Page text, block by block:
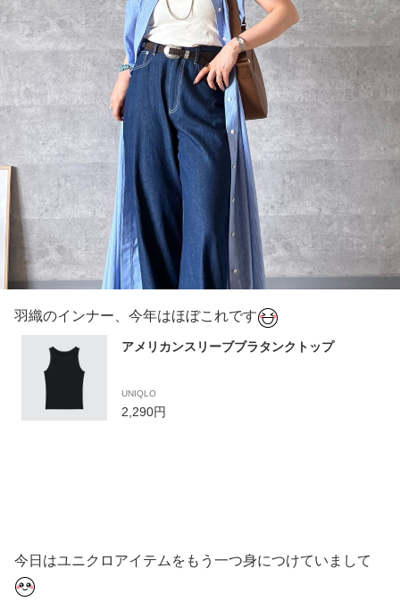
羽織のインナー、今年はほぼこれです
アメリカンスリーブブラタンクトップ
UNIQLO
2,290円
今日はユニクロアイテムをもう一つ身につけていまして